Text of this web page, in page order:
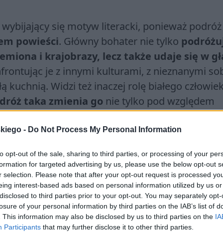
- Do Not Process My Personal Information
opt-out of the sale, sharing to third parties, or processing of your
for targeted advertising by us, please use the below opt-out
selection. Please note that after your opt-out request is processed
interest-based ads based on personal information utilized by us
to third parties prior to your opt-out. You may separately
of your personal information by third parties on the IAB’s list of
This information may also be disclosed by us to third parties on the
Participants that may further disclose it to other third parties.
się motyw literacki, ponieważ podróż
powieści. Główny bohater nie tylko
i krajobrazy, lecz także udaje się w
je z innymi kulturami, z nieznanymi
Widzi też inaczej rolę białego
taka zmienia go nie tylko pod względem
i patrzenia na świat i rzeczywistość
w inny sposób niż ten, do którego
Afrykę przez pryzmat pięknych fotografii
Nowak pokazuje ją jednak jakoogromną
zmagający się z prawdziwymi
posiadającyogromną historię i